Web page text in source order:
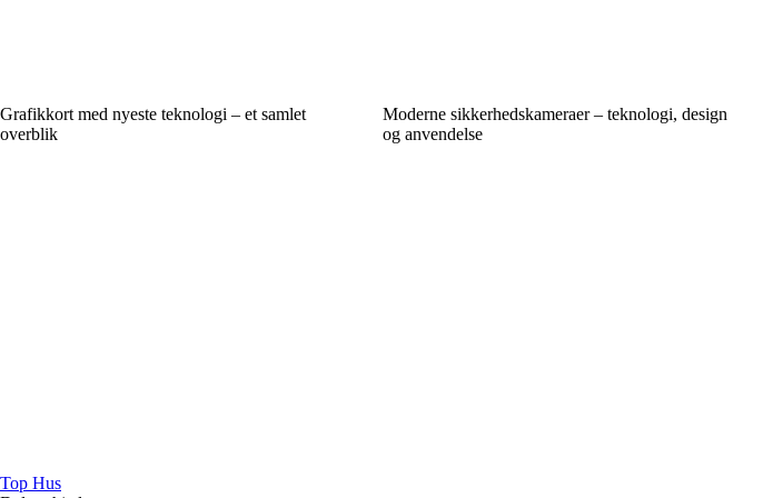
Grafikkort med nyeste teknologi – et samlet
overblik
Moderne sikkerhedskameraer – teknologi, design
og anvendelse
Top Hus